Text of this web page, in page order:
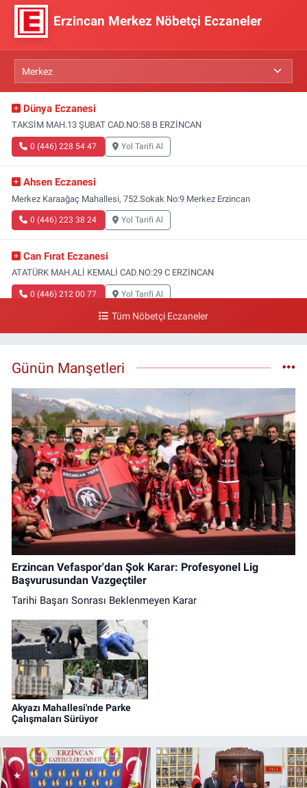
Erzincan Merkez Nöbetçi Eczaneler
Dünya Eczanesi
TAKSİM MAH.13 ŞUBAT CAD.NO:58 B ERZİNCAN
0 (446) 228 54 47 Yol Tarifi Al
Ahsen Eczanesi
Merkez Karaağaç Mahallesi, 752.Sokak No:9 Merkez Erzincan
0 (446) 223 38 24 Yol Tarifi Al
Can Fırat Eczanesi
ATATÜRK MAH.ALİ KEMALİ CAD.NO:29 C ERZİNCAN
0 (446) 212 00 77 Yol Tarifi Al
0 (446) 212 10 20
Tüm Nöbetçi Eczaneler
Günün Manşetleri
Erzincan Vefaspor'dan Şok Karar: Profesyonel Lig
Başvurusundan Vazgeçtiler
Tarihi Başarı Sonrası Beklenmeyen Karar
Akyazı Mahallesi'nde Parke
Çalışmaları Sürüyor